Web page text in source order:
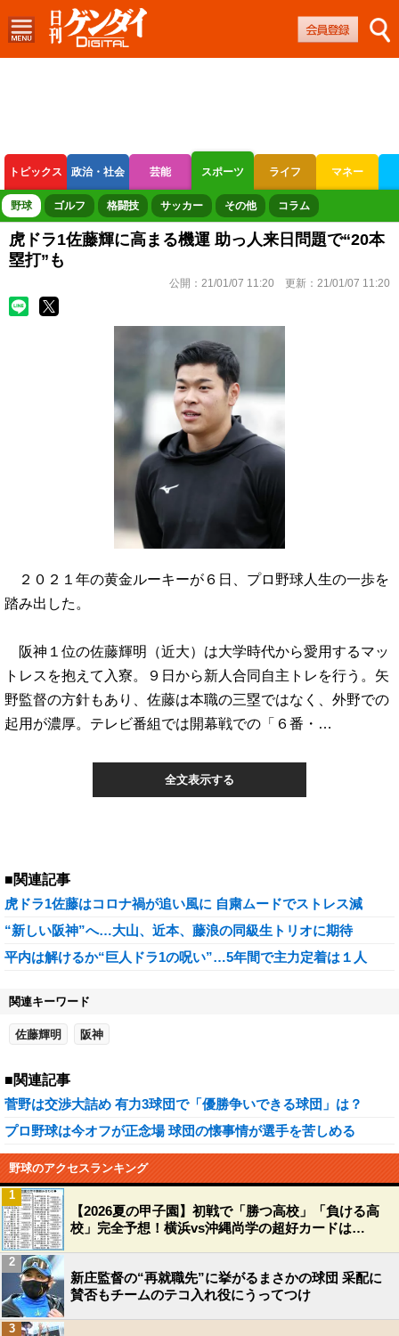
トピックス 政治・社会 芸能 スポーツ ライフ マネー
ボートレース 競輪 オートレース
野球 ゴルフ 格闘技 サッカー その他 コラム
虎ドラ1佐藤輝に高まる機運 助っ人来日問題で“20本
塁打”も
公開： 21/01/07 11:20 更新： 21/01/07 11:20
２０２１年の黄金ルーキーが６日、プロ野球人生の一歩を
踏み出した。
阪神１位の佐藤輝明（近大）は大学時代から愛用するマッ
トレスを抱えて入寮。９日から新人合同自主トレを行う。矢
野監督の方針もあり、佐藤は本職の三塁ではなく、外野での
起用が濃厚。テレビ番組では開幕戦での「６番・…
全文表示する
■関連記事
虎ドラ1佐藤はコロナ禍が追い風に 自粛ムードでストレス減
“新しい阪神”へ…大山、近本、藤浪の同級生トリオに期待
平内は解けるか“巨人ドラ1の呪い”…5年間で主力定着は１人
関連キーワード
佐藤輝明 阪神
■関連記事
菅野は交渉大詰め 有力3球団で「優勝争いできる球団」は？
プロ野球は今オフが正念場 球団の懐事情が選手を苦しめる
野球のアクセスランキング
【2026夏の甲子園】初戦で「勝つ高校」「負ける高
校」完全予想！横浜vs沖縄尚学の超好カードは…
1
新庄監督の“再就職先”に挙がるまさかの球団 采配に
賛否もチームのテコ入れ役にうってつけ
2
3